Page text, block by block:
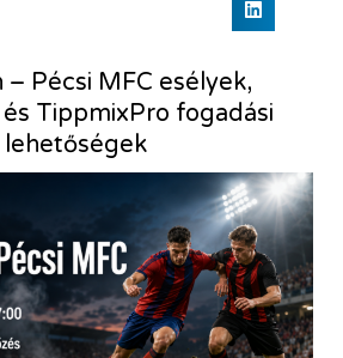
Pécsi MFC esélyek,
TippmixPro fogadási
lehetőségek